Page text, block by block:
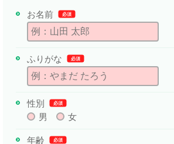
お名前 必須
ふりがな 必須
性別 必須
男 女
年齢 必須